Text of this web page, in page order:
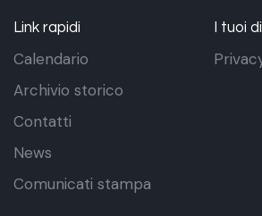
Link rapidi
Calendario
Archivio storico
Contatti
News
Comunicati stampa
I tuoi